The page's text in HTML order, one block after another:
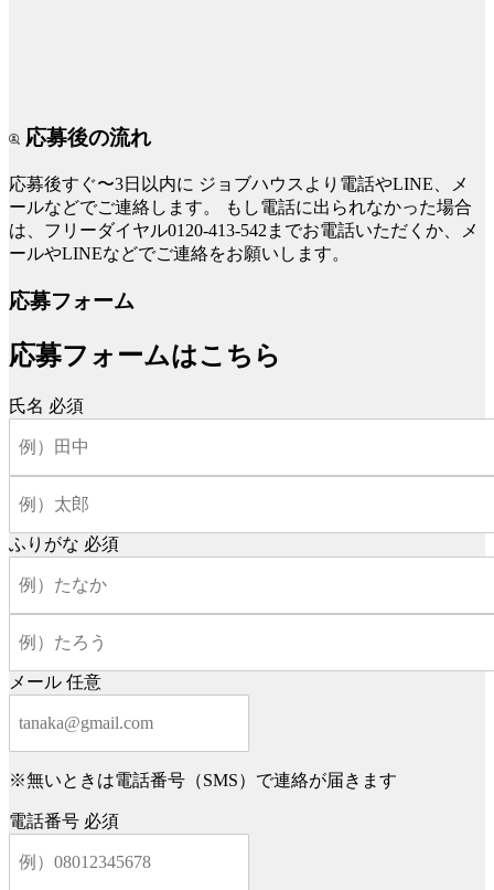
応募後の流れ
応募後すぐ〜3日以内に ジョブハウスより電話やLINE、メ
ールなどでご連絡します。
もし電話に出られなかった場合
は、フリーダイヤル0120-413-542までお電話いただくか、メ
ールやLINEなどでご連絡をお願いします。
応募フォーム
応募フォームはこちら
氏名 必須
ふりがな 必須
メール 任意
※無いときは電話番号（SMS）で連絡が届きます
電話番号 必須